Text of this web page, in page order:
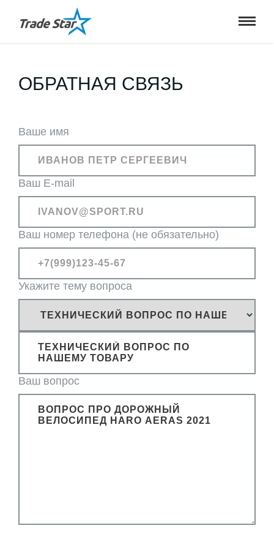
ОБРАТНАЯ СВЯЗЬ
Ваше имя
Ваш E-mail
Ваш номер телефона (не обязательно)
Укажите тему вопроса
ТЕХНИЧЕСКИЙ ВОПРОС ПО
НАШЕМУ ТОВАРУ
Ваш вопрос